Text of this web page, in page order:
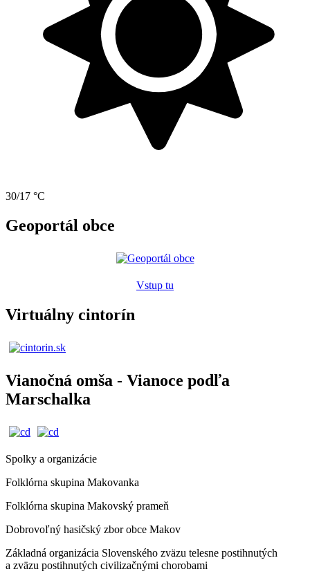
30/17 °C
Geoportál obce
Vstup tu
Virtuálny cintorín
Vianočná omša - Vianoce podľa
Marschalka
Spolky a organizácie
Folklórna skupina Makovanka
Folklórna skupina Makovský prameň
Dobrovoľný hasičský zbor obce Makov
Základná organizácia Slovenského zväzu telesne postihnutých
a zväzu postihnutých civilizačnými chorobami